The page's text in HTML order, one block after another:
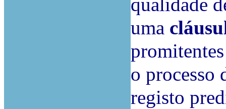
qualidade
uma
o processo
registo